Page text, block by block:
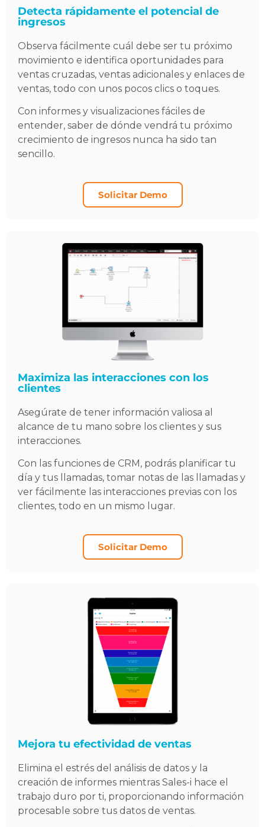
Detecta rápidamente el potencial de
ingresos
Observa fácilmente cuál debe ser tu próximo
movimiento e identifica oportunidades para
ventas cruzadas, ventas adicionales y enlaces de
ventas, todo con unos pocos clics o toques.
Con informes y visualizaciones fáciles de
entender, saber de dónde vendrá tu próximo
crecimiento de ingresos nunca ha sido tan
sencillo.
Solicitar Demo
Maximiza las interacciones con los
clientes
Asegúrate de tener información valiosa al
alcance de tu mano sobre los clientes y sus
interacciones.
Con las funciones de CRM, podrás planificar tu
día y tus llamadas, tomar notas de las llamadas y
ver fácilmente las interacciones previas con los
clientes, todo en un mismo lugar.
Solicitar Demo
Mejora tu efectividad de ventas
Elimina el estrés del análisis de datos y la
creación de informes mientras Sales-i hace el
trabajo duro por ti, proporcionando información
procesable sobre tus datos de ventas.